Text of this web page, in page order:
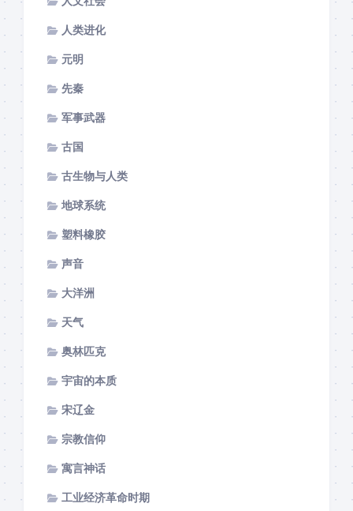
人类进化
元明
先秦
军事武器
古国
古生物与人类
地球系统
塑料橡胶
声音
大洋洲
天气
奥林匹克
宇宙的本质
宋辽金
宗教信仰
寓言神话
工业经济革命时期